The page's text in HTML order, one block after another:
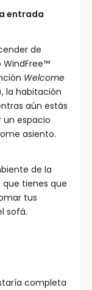
entrada
de
Welcome
la habitación
aún estás
un espacio
asiento.
de la
tienes que
tus
sofá.
completa